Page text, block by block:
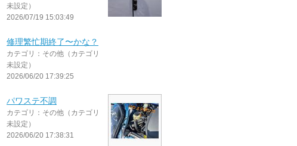
未設定）
2026/07/19 15:03:49
修理繁忙期終了〜かな？
カテゴリ：その他（カテゴリ
未設定）
2026/06/20 17:39:25
パワステ不調
カテゴリ：その他（カテゴリ
未設定）
2026/06/20 17:38:31